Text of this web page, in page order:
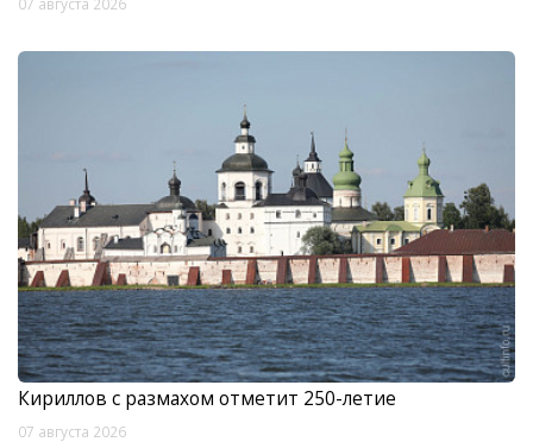
Кириллов с размахом отметит 250-летие
07 августа 2026